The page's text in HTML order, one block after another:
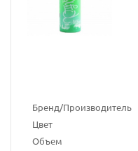
Бренд/Производитель
Цвет
Объем